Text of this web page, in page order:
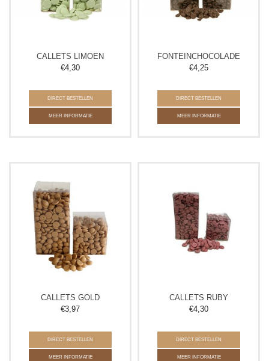
CALLETS LIMOEN
€4,30
DIRECT BESTELLEN
MEER INFORMATIE
FONTEINCHOCOLADE
€4,25
DIRECT BESTELLEN
MEER INFORMATIE
CALLETS GOLD
€3,97
DIRECT BESTELLEN
MEER INFORMATIE
CALLETS RUBY
€4,30
DIRECT BESTELLEN
MEER INFORMATIE